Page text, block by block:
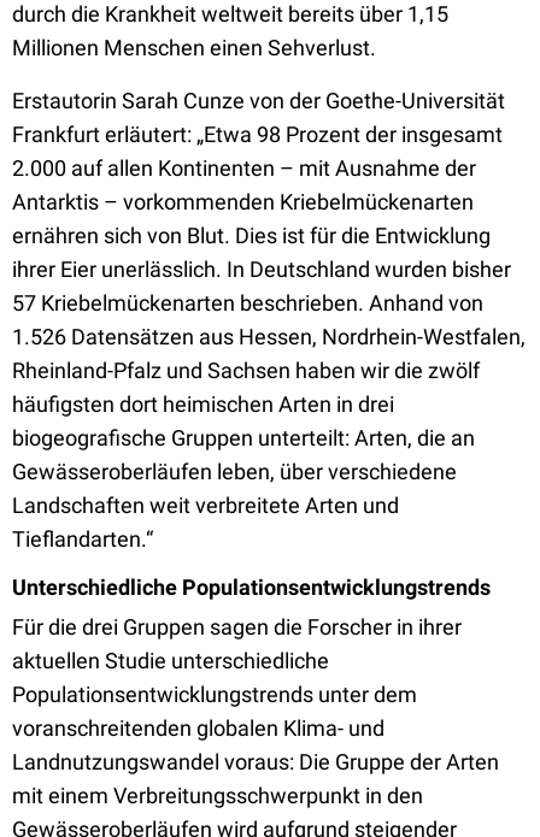
durch die Krankheit weltweit bereits über 1,15
Millionen Menschen einen Sehverlust.
Erstautorin Sarah Cunze von der Goethe-Universität
Frankfurt erläutert: „Etwa 98 Prozent der insgesamt
2.000 auf allen Kontinenten – mit Ausnahme der
Antarktis – vorkommenden Kriebelmückenarten
ernähren sich von Blut. Dies ist für die Entwicklung
ihrer Eier unerlässlich. In Deutschland wurden bisher
57 Kriebelmückenarten beschrieben. Anhand von
1.526 Datensätzen aus Hessen, Nordrhein-Westfalen,
Rheinland-Pfalz und Sachsen haben wir die zwölf
häufigsten dort heimischen Arten in drei
biogeografische Gruppen unterteilt: Arten, die an
Gewässeroberläufen leben, über verschiedene
Landschaften weit verbreitete Arten und
Tieflandarten.“
Unterschiedliche Populationsentwicklungstrends
Für die drei Gruppen sagen die Forscher in ihrer
aktuellen Studie unterschiedliche
Populationsentwicklungstrends unter dem
voranschreitenden globalen Klima- und
Landnutzungswandel voraus: Die Gruppe der Arten
mit einem Verbreitungsschwerpunkt in den
Gewässeroberläufen wird aufgrund steigender